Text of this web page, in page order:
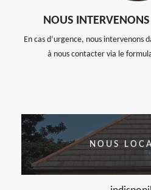
NOUS
En cas d’urgence, nous intervenons
à nous contacter via le
NOUS